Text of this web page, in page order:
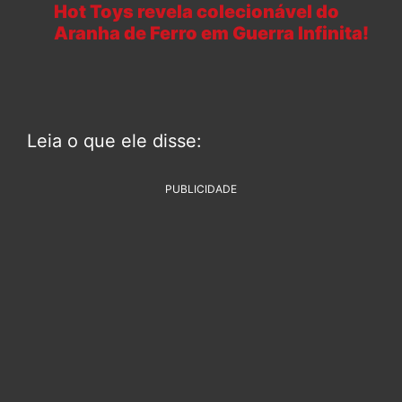
Hot Toys revela colecionável do
Aranha de Ferro em Guerra Infinita!
Leia o que ele disse:
PUBLICIDADE